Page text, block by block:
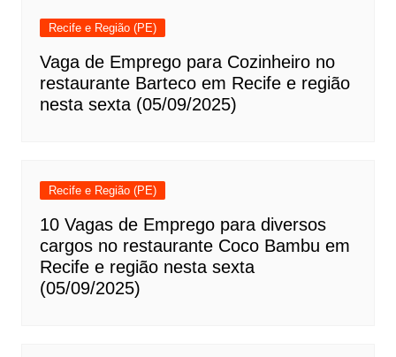
Recife e Região (PE)
Vaga de Emprego para Cozinheiro no
restaurante Barteco em Recife e região
nesta sexta (05/09/2025)
Recife e Região (PE)
10 Vagas de Emprego para diversos
cargos no restaurante Coco Bambu em
Recife e região nesta sexta
(05/09/2025)